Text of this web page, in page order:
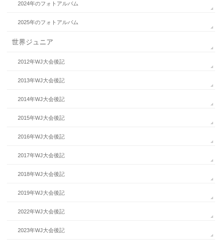
2024年のフォトアルバム
2025年のフォトアルバム
世界ジュニア
2012年WJ大会後記
2013年WJ大会後記
2014年WJ大会後記
2015年WJ大会後記
2016年WJ大会後記
2017年WJ大会後記
2018年WJ大会後記
2019年WJ大会後記
2022年WJ大会後記
2023年WJ大会後記